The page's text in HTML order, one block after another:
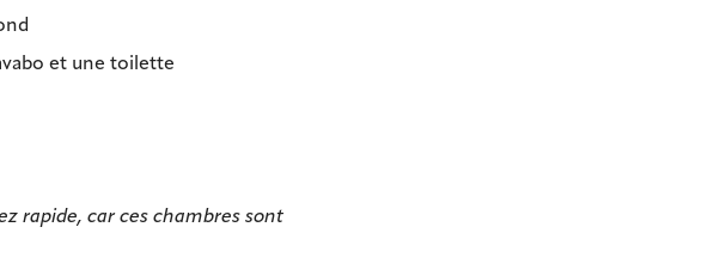
et une toilette
rapide, car ces chambres sont